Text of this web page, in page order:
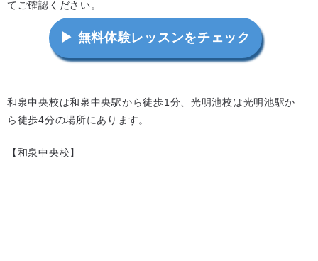
てご確認ください。
▶ 無料体験レッスンをチェック
和泉中央校は和泉中央駅から徒歩1分、光明池校は光明池駅か
ら徒歩4分の場所にあります。
【和泉中央校】